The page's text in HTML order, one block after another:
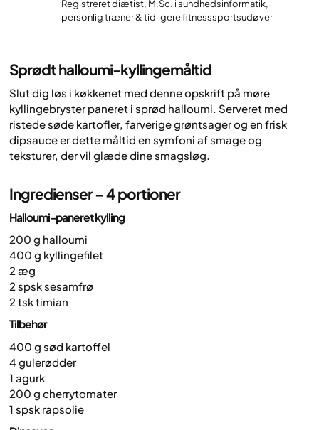
Registreret diætist, M.Sc. i sundhedsinformatik,
personlig træner & tidligere fitnesssportsudøver
Sprødt halloumi-kyllingemåltid
Slut dig løs i køkkenet med denne opskrift på møre
kyllingebryster paneret i sprød halloumi. Serveret med
ristede søde kartofler, farverige grøntsager og en frisk
dipsauce er dette måltid en symfoni af smage og
teksturer, der vil glæde dine smagsløg.
Ingredienser – 4 portioner
Halloumi-paneret kylling
200 g halloumi
400 g kyllingefilet
2 æg
2 spsk sesamfrø
2 tsk timian
Tilbehør
400 g sød kartoffel
4 gulerødder
1 agurk
200 g cherrytomater
1 spsk rapsolie